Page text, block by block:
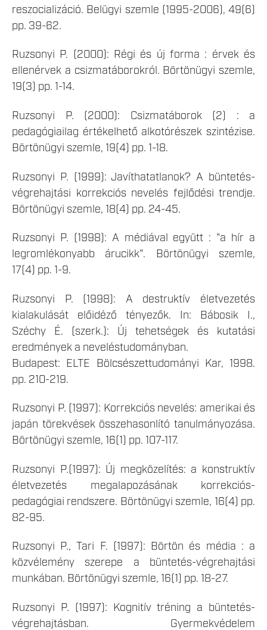
reszocializáció. Belügyi szemle (1995-2006), 49(6)
pp. 39-62.
Ruzsonyi P. (2000): Régi és új forma : érvek és
ellenérvek a csizmatáborokról. Börtönügyi szemle,
19(3) pp. 1-14.
Ruzsonyi P. (2000): Csizmatáborok (2) : a
pedagógiailag értékelhető alkotórészek szintézise.
Börtönügyi szemle, 19(4) pp. 1-18.
Ruzsonyi P. (1999): Javíthatatlanok? A büntetés-
végrehajtási korrekciós nevelés fejlődési trendje.
Börtönügyi szemle, 18(4) pp. 24-45.
Ruzsonyi P. (1998): A médiával együtt : "a hír a
legromlékonyabb árucikk". Börtönügyi szemle,
17(4) pp. 1-9.
Ruzsonyi P. (1998): A destruktív életvezetés
kialakulását előidéző tényezők. In: Bábosik I.,
Széchy É. (szerk.): Új tehetségek és kutatási
eredmények a neveléstudományban.
Budapest: ELTE Bölcsészettudományi Kar, 1998.
pp. 210-219.
Ruzsonyi P. (1997): Korrekciós nevelés: amerikai és
japán törekvések összehasonlító tanulmányozása.
Börtönügyi szemle, 16(1) pp. 107-117.
Ruzsonyi P.(1997): Új megközelítés: a konstruktív
életvezetés megalapozásának korrekciós-
pedagógiai rendszere. Börtönügyi szemle, 16(4) pp.
82-95.
Ruzsonyi P., Tari F. (1997): Börtön és média : a
közvélemény szerepe a büntetés-végrehajtási
munkában. Börtönügyi szemle, 16(1) pp. 18-27.
Ruzsonyi P. (1997): Kognitív tréning a büntetés-
végrehajtásban. Gyermekvédelem